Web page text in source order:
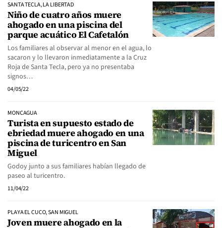
SANTA TECLA, LA LIBERTAD
Niño de cuatro años muere
ahogado en una piscina del
parque acuático El Cafetalón
Los familiares al observar al menor en el agua, lo
sacaron y lo llevaron inmediatamente a la Cruz
Roja de Santa Tecla, pero ya no presentaba
signos…
04/05/22
MONCAGUA
Turista en supuesto estado de
ebriedad muere ahogado en una
piscina de turicentro en San
Miguel
Godoy junto a sus familiares habían llegado de
paseo al turicentro.
11/04/22
PLAYA EL CUCO, SAN MIGUEL
Joven muere ahogado en la